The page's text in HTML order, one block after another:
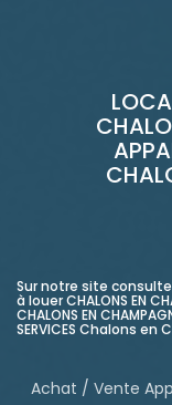
Sur notre site
à louer CHALONS EN
CHALONS EN
SERVICES Chalons en
Achat / Vente